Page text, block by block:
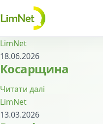
Перейти до контенту
LimNet
18.06.2026
Косарщина
Читати далі
LimNet
13.03.2026